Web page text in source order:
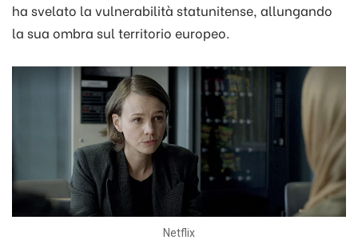
ha svelato la vulnerabilità statunitense, allungando
la sua ombra sul territorio europeo.
Netflix